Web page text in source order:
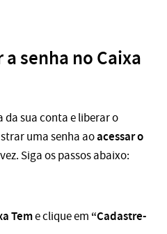
senha no Caixa
da sua conta e liberar o
uma senha aoacessar o
vez. Siga os passos abaixo:
Teme clique em “Cadastre-